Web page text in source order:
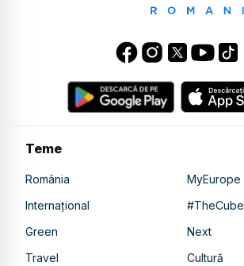
Teme
România
MyEurope
Internațional
#TheCube
Green
Next
Travel
Cultură